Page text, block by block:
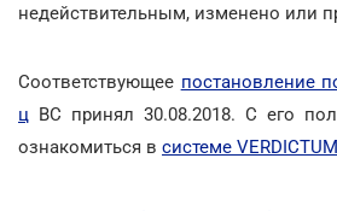
недействительным, изменено или
Соответствующее постановление
ц ВС принял 30.08.2018. С его
ознакомиться в системе VERDICTUM